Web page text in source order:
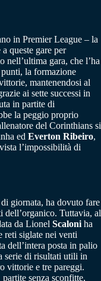
in Premier League – la
queste gare per
nell’ultima gara, che l’ha
la formazione
mantenendosi al
ai sette successi in
in partite di
la peggio proprio
del Corinthians si
ed Everton Ribeiro,
l’impossibilità di
giornata, ha dovuto fare
Tuttavia, al
da Lionel Scaloni ha
reti siglate nei venti
dell’intera posta in palio
serie di risultati utili in
vittorie e tre pareggi.
senza sconfitte,